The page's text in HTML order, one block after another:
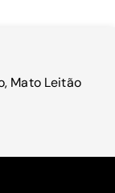
Mato Leitão